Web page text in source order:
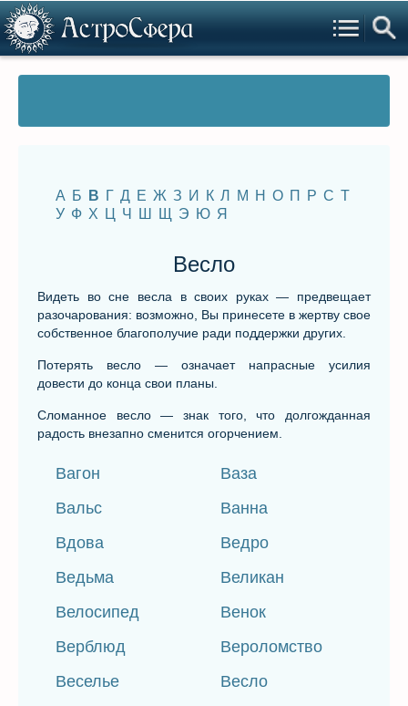
А Б В Г Д Е Ж З И К Л М Н О П Р С Т
У Ф Х Ц Ч Ш Щ Э Ю Я
Весло
Видеть во сне весла в своих руках — предвещает
разочарования: возможно, Вы принесете в жертву свое
собственное благополучие ради поддержки других.
Потерять весло — означает напрасные усилия
довести до конца свои планы.
Сломанное весло — знак того, что долгожданная
радость внезапно сменится огорчением.
Вагон
Ваза
Вальс
Ванна
Вдова
Ведро
Ведьма
Великан
Велосипед
Венок
Верблюд
Вероломство
Веселье
Весло